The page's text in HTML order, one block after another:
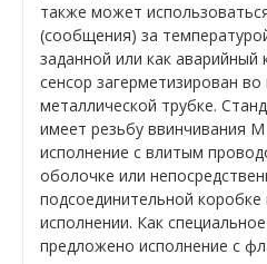
также может
(сообщения) за
заданной или как аварийный
сенсор загерметизирован
металлической трубке.
имеет резьбу ввинчивания
исполнение с влитым
оболочке или
подсоединительной
исполнении. Как
предложено исполнение с